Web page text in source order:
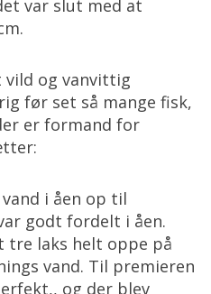
var slut med at
og vanvittig
før set så mange fisk,
er formand for
i åen op til
godt fordelt i åen.
tre laks helt oppe på
vand. Til premieren
og der blev